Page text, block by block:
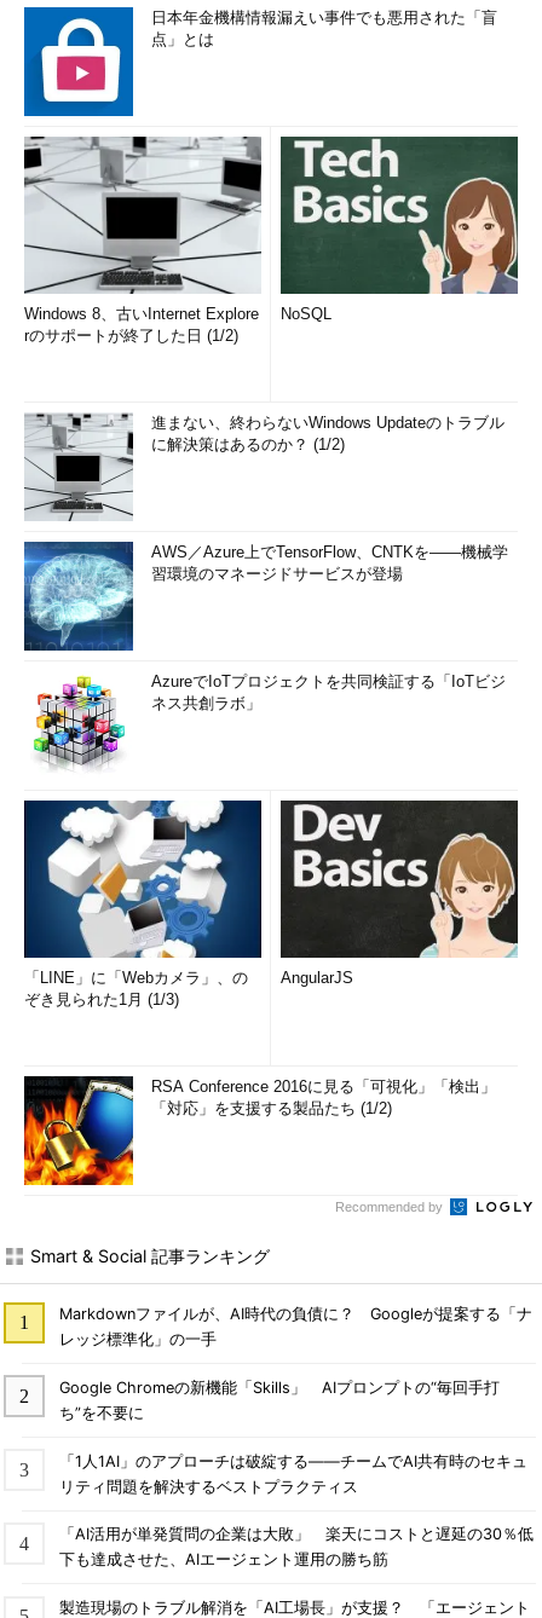
日本年金機構情報漏えい事件でも悪用された「盲
点」とは
Windows 8、古いInternet Explore
rのサポートが終了した日 (1/2)
NoSQL
進まない、終わらないWindows Updateのトラブル
に解決策はあるのか？ (1/2)
AWS／Azure上でTensorFlow、CNTKを――機械学
習環境のマネージドサービスが登場
AzureでIoTプロジェクトを共同検証する「IoTビジ
ネス共創ラボ」
「LINE」に「Webカメラ」、の
ぞき見られた1月 (1/3)
AngularJS
RSA Conference 2016に見る「可視化」「検出」
「対応」を支援する製品たち (1/2)
Recommended by
Smart & Social 記事ランキング
Markdownファイルが、AI時代の負債に？ Googleが提案する「ナ
レッジ標準化」の一手
Google Chromeの新機能「Skills」 AIプロンプトの“毎回手打
ち”を不要に
「1人1AI」のアプローチは破綻する――チームでAI共有時のセキュ
リティ問題を解決するベストプラクティス
「AI活用が単発質問の企業は大敗」 楽天にコストと遅延の30％低
下も達成させた、AIエージェント運用の勝ち筋
製造現場のトラブル解消を「AI工場長」が支援？ 「エージェント